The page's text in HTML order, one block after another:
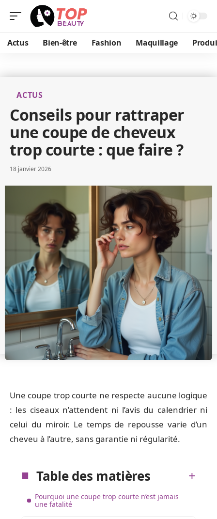
Actus Bien-être Fashion Maquillage
ACTUS
Conseils pour rattraper
une coupe de cheveux
trop courte : que faire ?
18 janvier 2026
Une coupe trop courte ne respecte aucune logique
: les ciseaux n’attendent ni l’avis du calendrier ni
celui du miroir. Le temps de repousse varie d’un
cheveu à l’autre, sans garantie ni régularité.
Table des matières
Pourquoi une coupe trop courte n’est jamais
une fatalité